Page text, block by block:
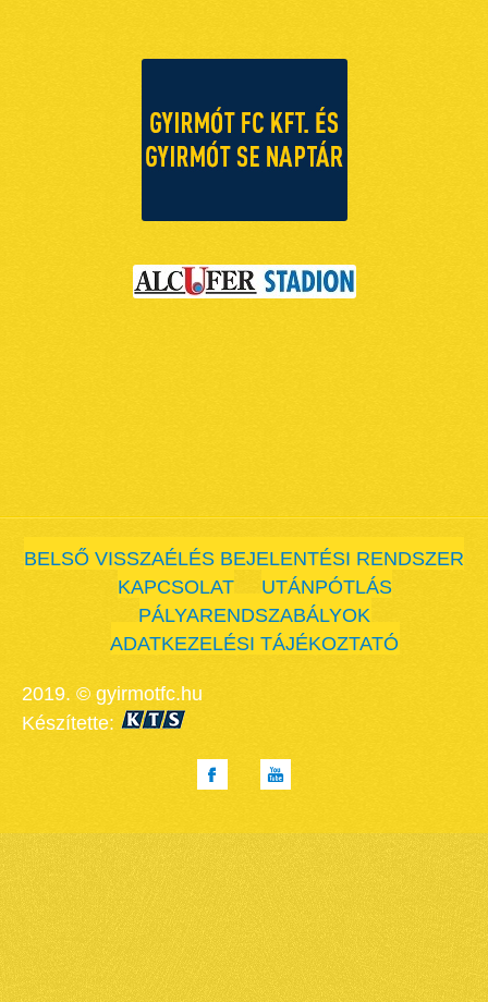
BELSŐ VISSZAÉLÉS BEJELENTÉSI RENDSZER
KAPCSOLAT
UTÁNPÓTLÁS
PÁLYARENDSZABÁLYOK
ADATKEZELÉSI TÁJÉKOZTATÓ
2019. © gyirmotfc.hu
Készítette: